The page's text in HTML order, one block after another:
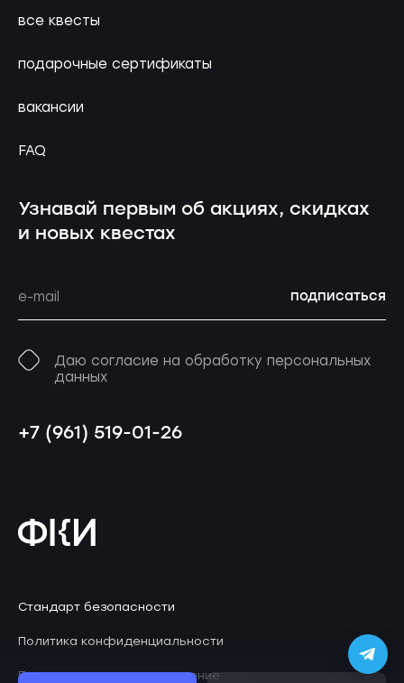
все квесты
подарочные сертификаты
вакансии
FAQ
Узнавай первым об акциях, скидках
и новых квестах
подписаться
Даю согласие на обработку персональных
данных
+7 (961) 519-01-26
Стандарт безопасности
Политика конфиденциальности
Пользовательское соглашение